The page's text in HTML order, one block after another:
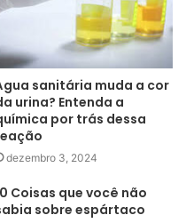
sanitária muda a cor
urina? Entenda a
por trás dessa
dezembro 3, 2024
Coisas que você não
sobre espártaco